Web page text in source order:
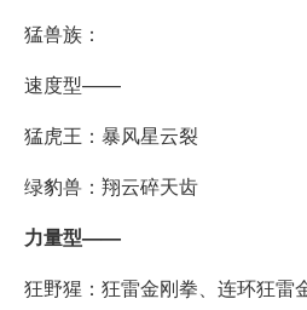
猛兽族：
速度型——
猛虎王：暴风星云裂
绿豹兽：翔云碎天齿
力量型——
狂野猩：狂雷金刚拳、连环狂雷